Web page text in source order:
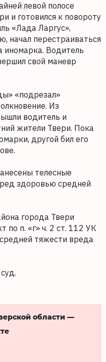
левой полосе
и готовился к повороту
«Лада Ларгус»,
начал перестраиваться
иномарка. Водитель
свой маневр
«подрезал»
Из
водитель и
жители Твери. Пока
другой бил его
телесные
здоровью средней
города Твери
по п. «г» ч. 2 ст. 112 УК
тяжести вреда
области —